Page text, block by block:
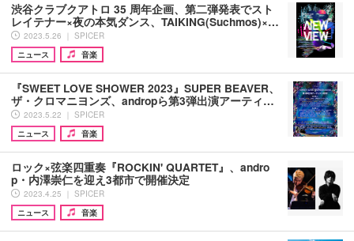
渋谷クラブクアトロ 35 周年企画、第二弾発表でスト
レイテナー×夜の本気ダンス、TAIKING(Suchmos)×…
2023.5.26 ｜ SPICER
ニュース
音楽
『SWEET LOVE SHOWER 2023』SUPER BEAVER、
ザ・クロマニヨンズ、andropら第3弾出演アーティ…
2023.5.22 ｜ SPICER
ニュース
音楽
ロック×弦楽四重奏『ROCKIN' QUARTET』、andro
p・内澤崇仁を迎え3都市で開催決定
2023.4.25 ｜ SPICER
ニュース
音楽